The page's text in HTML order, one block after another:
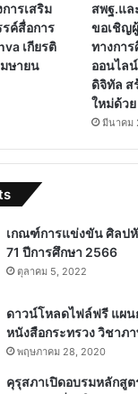
ารเสริม
ค์สื่อการ
เกียรติ
ษายน
สพฐ.แล
ขอเชิญ
ทางกา
ออนไล
ดิจิทัล ส
ใหม่ด้วย
มีนาคม
เกณฑ์การแข่งขัน ศิลป
71 ปีการศึกษา 2566
ตุลาคม 5, 2022
ดาวน์โหลดไฟล์ฟรี แผ
หนังสือกระทรวง วิชาภ
พฤษภาคม 28, 2020
คุรุสภาเปิดอบรมหลักสู